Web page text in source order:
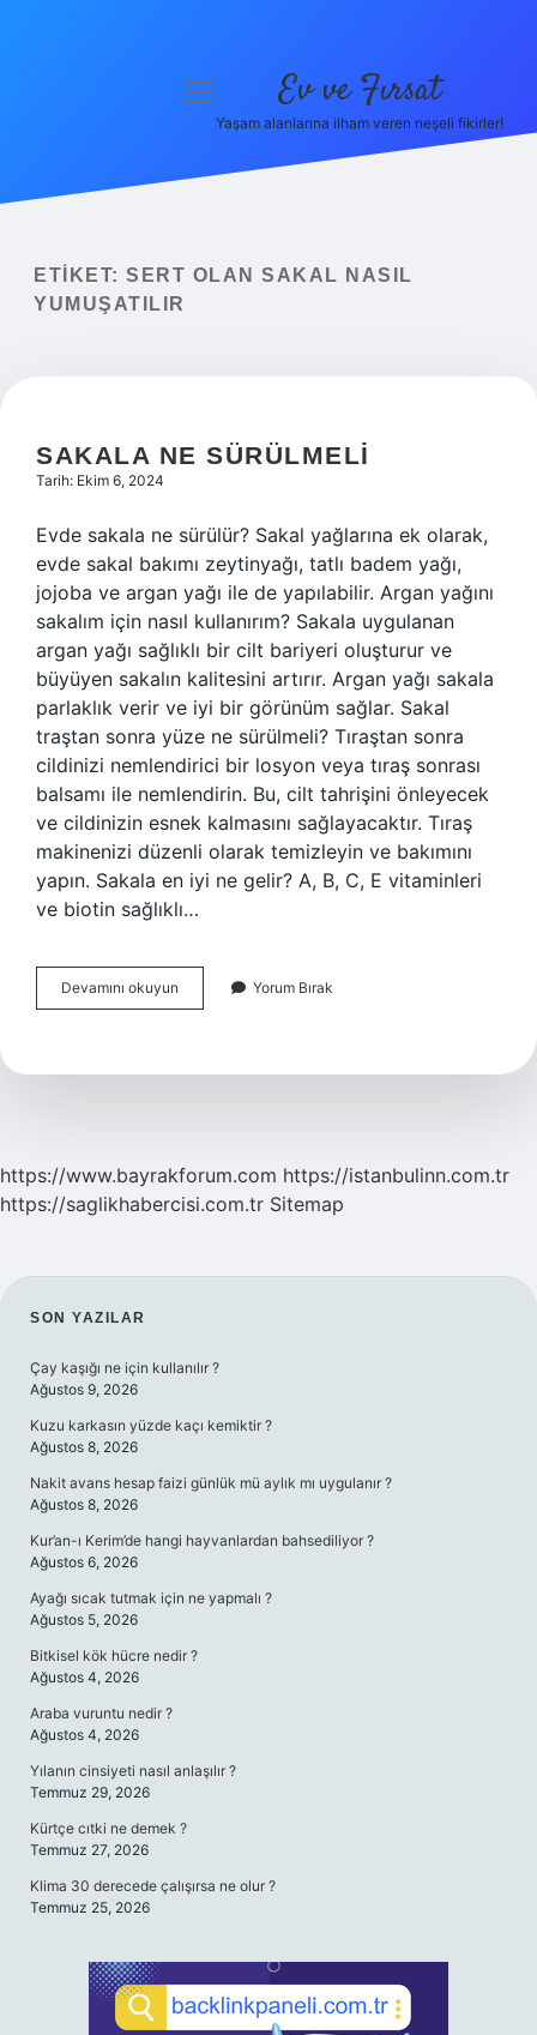
Yasal Uyarı
menüyü
Ev ve Fırsat
Yaşam alanlarına ilham veren neşeli fikirler!
ETIKET: SERT OLAN SAKAL NASIL
YUMUŞATILIR
SAKALA NE SÜRÜLMELI
Tarih: Ekim 6, 2024
Evde sakala ne sürülür? Sakal yağlarına ek olarak,
evde sakal bakımı zeytinyağı, tatlı badem yağı,
jojoba ve argan yağı ile de yapılabilir. Argan yağını
sakalım için nasıl kullanırım? Sakala uygulanan
argan yağı sağlıklı bir cilt bariyeri oluşturur ve
büyüyen sakalın kalitesini artırır. Argan yağı sakala
parlaklık verir ve iyi bir görünüm sağlar. Sakal
traştan sonra yüze ne sürülmeli? Tıraştan sonra
cildinizi nemlendirici bir losyon veya tıraş sonrası
balsamı ile nemlendirin. Bu, cilt tahrişini önleyecek
ve cildinizin esnek kalmasını sağlayacaktır. Tıraş
makinenizi düzenli olarak temizleyin ve bakımını
yapın. Sakala en iyi ne gelir? A, B, C, E vitaminleri
ve biotin sağlıklı…
Devamını okuyun
Ne
Yorum Bırak
https://www.bayrakforum.com https://istanbulinn.com.tr
https://saglikhabercisi.com.tr Sitemap
SIDEBAR
SON YAZILAR
Çay kaşığı ne için kullanılır ?
Ağustos 9, 2026
Kuzu karkasın yüzde kaçı kemiktir ?
Ağustos 8, 2026
Nakit avans hesap faizi günlük mü aylık mı uygulanır ?
Ağustos 8, 2026
Kur’an-ı Kerim’de hangi hayvanlardan bahsediliyor ?
Ağustos 6, 2026
Ayağı sıcak tutmak için ne yapmalı ?
Ağustos 5, 2026
Bitkisel kök hücre nedir ?
Ağustos 4, 2026
Araba vuruntu nedir ?
Ağustos 4, 2026
Yılanın cinsiyeti nasıl anlaşılır ?
Temmuz 29, 2026
Kürtçe cıtki ne demek ?
Temmuz 27, 2026
Klima 30 derecede çalışırsa ne olur ?
Temmuz 25, 2026